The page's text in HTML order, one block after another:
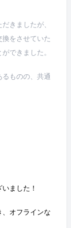
きましたが、
をさせていた
できました。
るものの、共通
ました！
オフラインな